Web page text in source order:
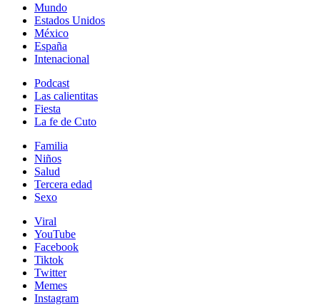
Mundo
Estados Unidos
México
España
Intenacional
Podcast
Las calientitas
Fiesta
La fe de Cuto
Familia
Niños
Salud
Tercera edad
Sexo
Viral
YouTube
Facebook
Tiktok
Twitter
Memes
Instagram